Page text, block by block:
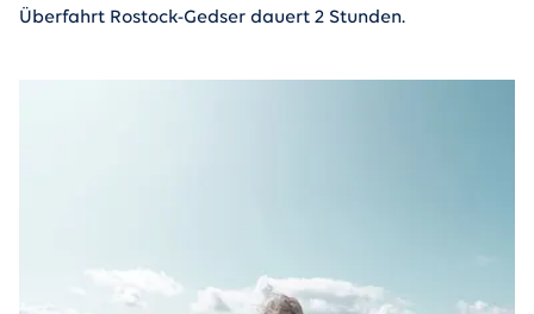
Überfahrt Rostock-Gedser dauert 2 Stunden.